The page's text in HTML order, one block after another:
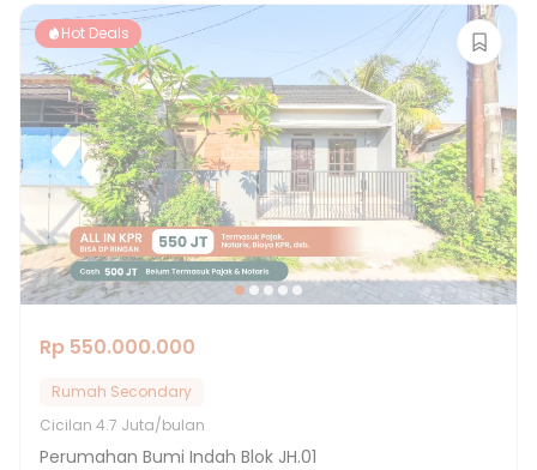
Hot Deals
Rp 550.000.000
Rumah Secondary
Cicilan 4.7 Juta/bulan
Perumahan Bumi Indah Blok JH.01